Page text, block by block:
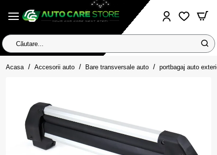
Căutare...
Acasa homeAccesorii auto Bare transversale auto portbagaj auto